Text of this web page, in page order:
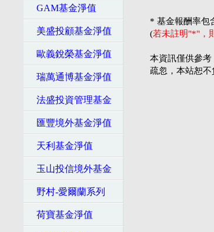
GAM基金淨值
美盛投顧基金淨值
歐義銳榮基金淨值
瑞萬通博基金淨值
法盛投資管理基金
匯豐境外基金淨值
天利基金淨值
玉山投信境外基金
野村-愛爾蘭系列
荷寶基金淨值
* 基金報酬率包
(若未註明"*"，
本資訊僅供參
疏忽，本站恕不